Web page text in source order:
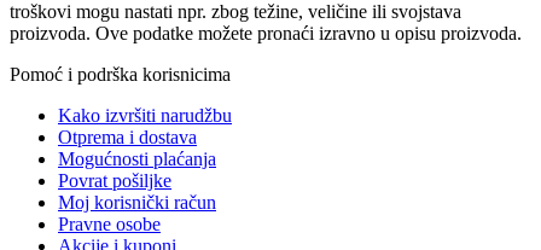
troškovi mogu nastati npr. zbog težine, veličine ili svojstava
proizvoda. Ove podatke možete pronaći izravno u opisu proizvoda.
Pomoć i podrška korisnicima
Kako izvršiti narudžbu
Otprema i dostava
Mogućnosti plaćanja
Povrat pošiljke
Moj korisnički račun
Pravne osobe